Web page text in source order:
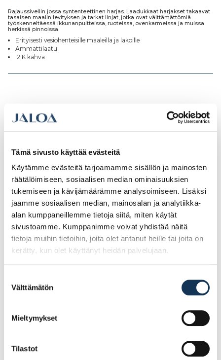
Tämä sivusto käyttää evästeitä
Käytämme evästeitä tarjoamamme sisällön ja mainosten
räätälöimiseen, sosiaalisen median ominaisuuksien
tukemiseen ja kävijämäärämme analysoimiseen. Lisäksi
jaamme sosiaalisen median, mainosalan ja analytiikka-
alan kumppaneillemme tietoja siitä, miten käytät
sivustoamme. Kumppanimme voivat yhdistää näitä
tietoja muihin tietoihin, joita olet antanut heille tai joita on
kerätty, kun olet käyttänyt heidän palvelujaan.
valinta
Välttämätön
Mieltymykset
Tilastot
Rajaussivellin jossa syntenteettinen harjas. Laadukkaat harjakset takaavat
tasaisen maalin levityksen ja tarkat linjat, jotka ovat välttämättömiä
työskenneltäessä ikkunanpuitteissa, ruoteissa, ovenkarmeissa ja muissa
herkissä pinnoissa.
Erityisesti vesiohenteisille maaleilla ja lakoille
Ammattilaatu
2 K kahva
Tutustu myös